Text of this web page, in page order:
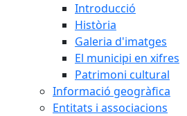
Introducció
Història
Galeria d'imatges
El municipi en xifres
Patrimoni cultural
Informació geogràfica
Entitats i associacions